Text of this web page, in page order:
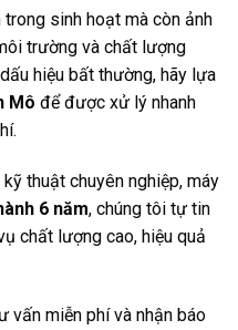
sinh hoạt mà còn ảnh
trường và chất lượng
hiệu bất thường, hãy lựa
Mô để được xử lý nhanh
thuật chuyên nghiệp, máy
6 năm, chúng tôi tự tin
chất lượng cao, hiệu quả
vấn miễn phí và nhận báo